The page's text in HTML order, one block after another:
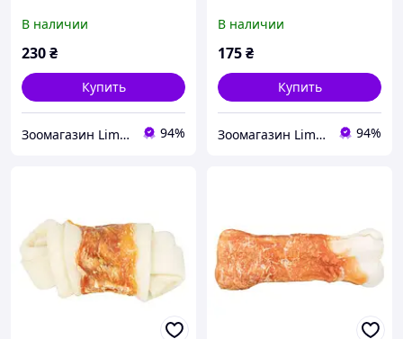
см, 200 г,
В наличии
230₴
Купить
Зоомагазин Limpopo - limpopo.prom.ua 94%
для собак, 16 см, 110 г
В наличии
175₴
Купить
Зоомагазин Limpopo - limpopo.prom.ua 94%